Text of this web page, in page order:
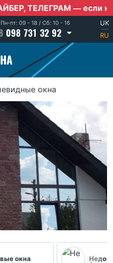
ТЕЛЕГРАМ — если нет
UK
|
RU
Пн-пт: 09 - 18 / Сб: 10 - 16
098 731 32 92
окна
окна